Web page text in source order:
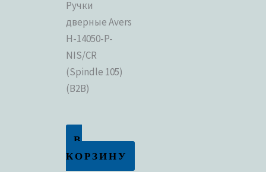
Ручки
дверные Avers
H-14050-P-
NIS/CR
(Spindle 105)
(B2B)
В
КОРЗИНУ